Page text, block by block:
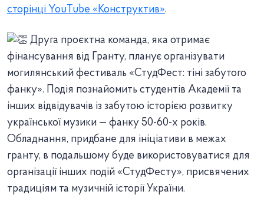
сторінці YouTube «Конструктив».
Друга проєктна команда, яка отримає
фінансування від Гранту, планує організувати
могилянський фестиваль «СтудФест: тіні забутого
фанку». Подія познайомить студентів Академії та
інших відвідувачів із забутою історією розвитку
української музики — фанку 50-60-х років.
Обладнання, придбане для ініціативи в межах
гранту, в подальшому буде використовуватися для
організації інших подій «СтудФесту», присвячених
традиціям та музичній історії України.